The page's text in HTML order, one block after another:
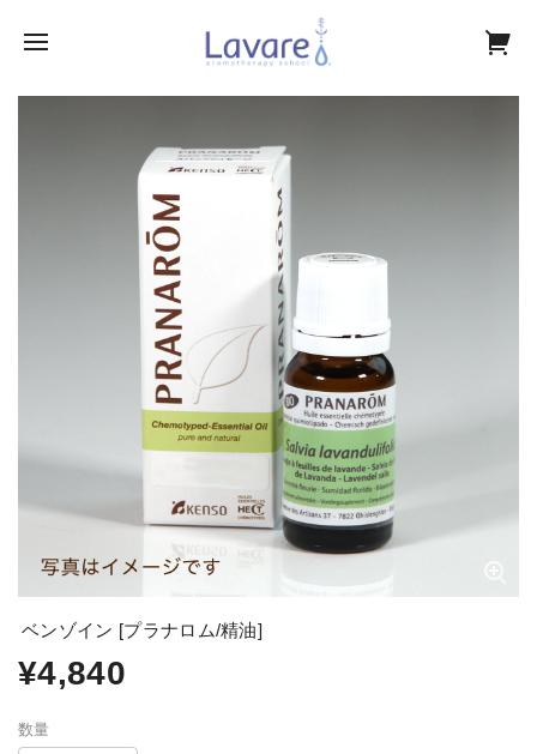
ベンゾイン [プラナロム/精油]
¥4,840
数量